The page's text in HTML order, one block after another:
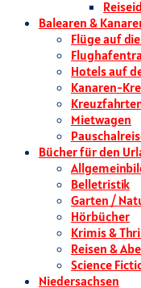
Balearen &
Flüge auf
Hotels auf
Kanaren-
Mietwagen
Bücher für den
Belletristik
Garten /
Hörbücher
Krimis &
Reisen &
Science
Niedersachsen